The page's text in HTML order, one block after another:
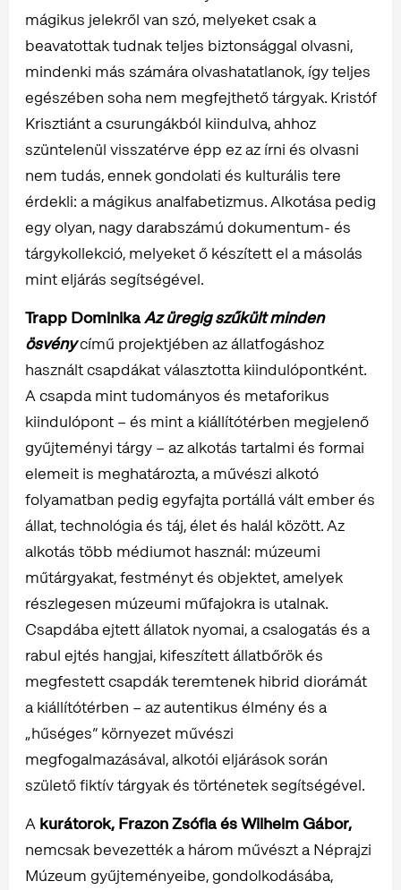
mágikus jelekről van szó, melyeket csak a
beavatottak tudnak teljes biztonsággal olvasni,
mindenki más számára olvashatatlanok, így teljes
egészében soha nem megfejthető tárgyak. Kristóf
Krisztiánt a csurungákból kiindulva, ahhoz
szüntelenül visszatérve épp ez az írni és olvasni
nem tudás, ennek gondolati és kulturális tere
érdekli: a mágikus analfabetizmus. Alkotása pedig
egy olyan, nagy darabszámú dokumentum- és
tárgykollekció, melyeket ő készített el a másolás
mint eljárás segítségével.
Trapp DominikaAz üregig szűkült minden
ösvénycímű projektjében az állatfogáshoz
használt csapdákat választotta kiindulópontként.
A csapda mint tudományos és metaforikus
kiindulópont – és mint a kiállítótérben megjelenő
gyűjteményi tárgy – az alkotás tartalmi és formai
elemeit is meghatározta, a művészi alkotó
folyamatban pedig egyfajta portállá vált ember és
állat, technológia és táj, élet és halál között. Az
alkotás több médiumot használ: múzeumi
műtárgyakat, festményt és objektet, amelyek
részlegesen múzeumi műfajokra is utalnak.
Csapdába ejtett állatok nyomai, a csalogatás és a
rabul ejtés hangjai, kifeszített állatbőrök és
megfestett csapdák teremtenek hibrid diorámát
a kiállítótérben – az autentikus élmény és a
„hűséges” környezet művészi
megfogalmazásával, alkotói eljárások során
születő fiktív tárgyak és történetek segítségével.
A kurátorok, Frazon Zsófia és Wilhelm Gábor,
nemcsak bevezették a három művészt a Néprajzi
Múzeum gyűjteményeibe, gondolkodásába,